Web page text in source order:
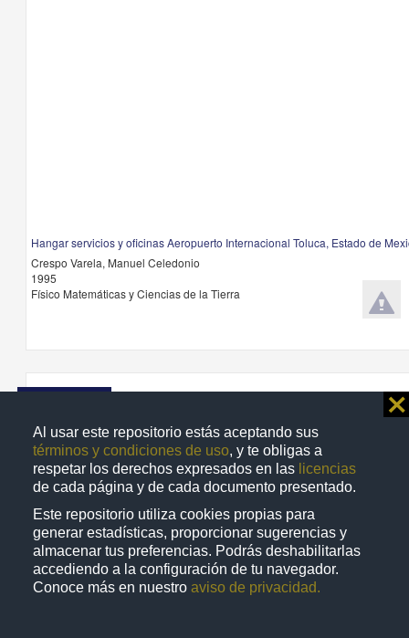
Al usar este repositorio estás aceptando sus
términos y condiciones de uso, y te obligas a
respetar los derechos expresados en las licencias
de cada página y de cada documento presentado.
Este repositorio utiliza cookies propias para
generar estadísticas, proporcionar sugerencias y
almacenar tus preferencias. Podrás deshabilitarlas
accediendo a la configuración de tu navegador.
Conoce más en nuestro aviso de privacidad.
⨯
Hangar servicios y oficinas Aeropuerto Internacional Toluca, Estado de
Crespo Varela, Manuel Celedonio
1995
Físico Matemáticas y Ciencias de la Tierra
Trabajo de grado